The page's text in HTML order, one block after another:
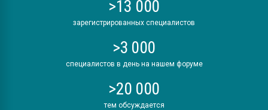
>13 000
зарегистрированных специалистов
>3 000
специалистов в день на нашем форуме
>20 000
тем обсуждается